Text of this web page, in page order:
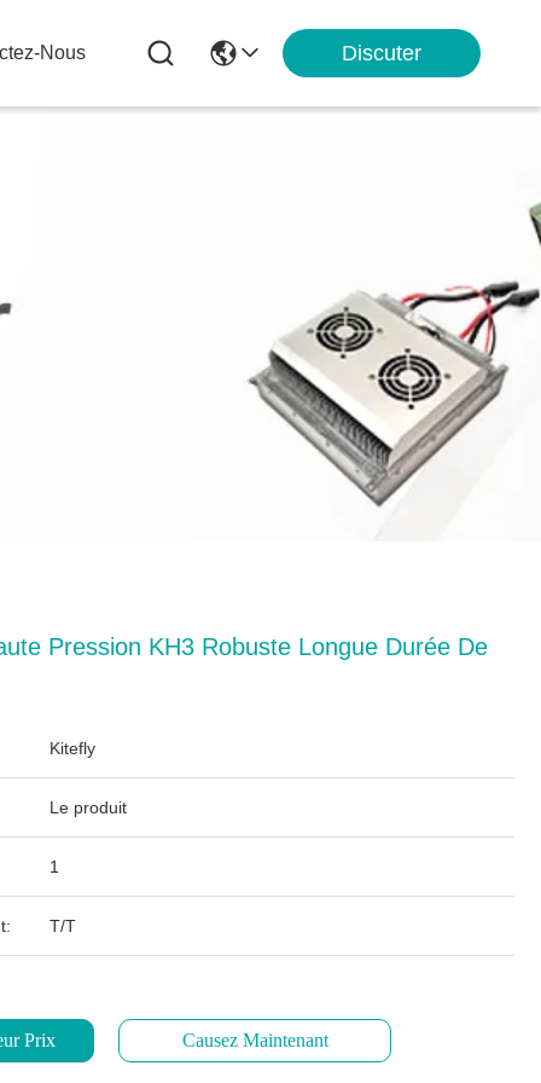
Nous Discuter
Pression KH3 Robuste Longue Durée De
Kitefly
Le produit
1
T/T
Prix Causez Maintenant